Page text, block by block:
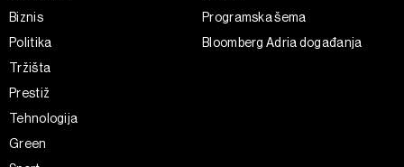
Biznis
Politika
Tržišta
Prestiž
Tehnologija
Green
Programska šema
Bloomberg Adria događanja